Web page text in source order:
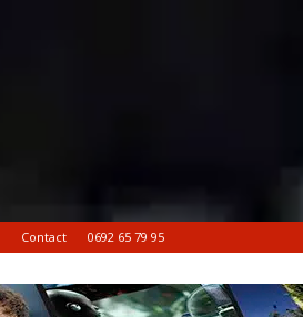
Contact 0692 65 79 95